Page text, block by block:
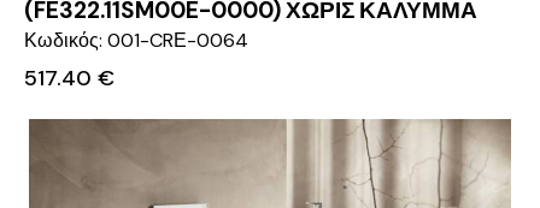
(FE322.11SM00E-0000) ΧΩΡΙΣ ΚΑΛΥΜΜΑ
Κωδικός: 001-CRΕ-0064
517.40 €